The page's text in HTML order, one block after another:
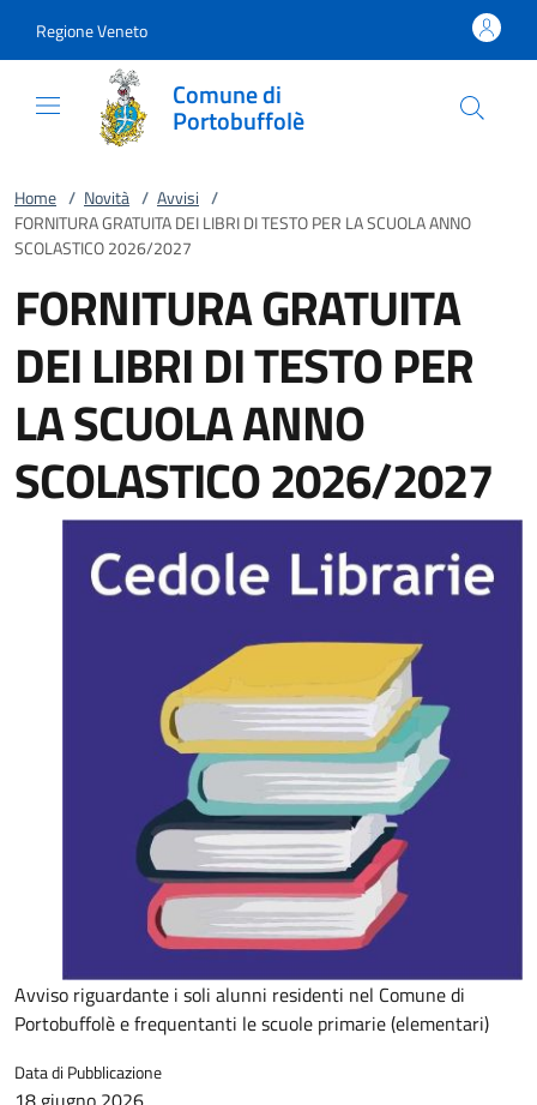
Regione Veneto
Comune di
Portobuffolè
Home / Novità / Avvisi /
FORNITURA GRATUITA DEI LIBRI DI TESTO PER LA SCUOLA ANNO
SCOLASTICO 2026/2027
FORNITURA GRATUITA
DEI LIBRI DI TESTO PER
LA SCUOLA ANNO
SCOLASTICO 2026/2027
Avviso riguardante i soli alunni residenti nel Comune di
Portobuffolè e frequentanti le scuole primarie (elementari)
Data di Pubblicazione